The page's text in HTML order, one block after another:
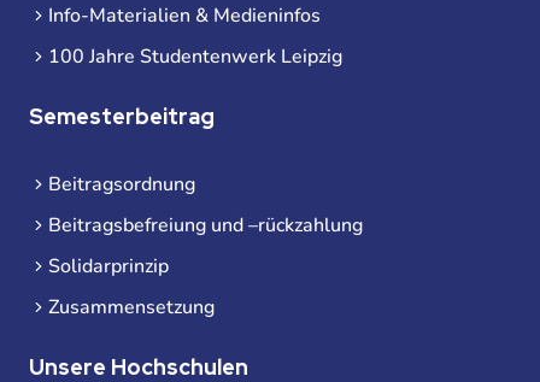
Info-Materialien & Medieninfos
100 Jahre Studentenwerk Leipzig
Semesterbeitrag
Beitragsordnung
Beitragsbefreiung und –rückzahlung
Solidarprinzip
Zusammensetzung
Unsere Hochschulen